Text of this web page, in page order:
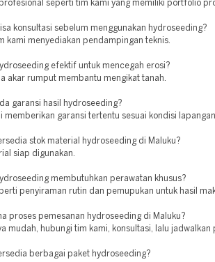
seperti tim kami yang memiliki portfolio
konsultasi sebelum menggunakan hydroseeding?
kami menyediakan pendampingan teknis.
efektif untuk mencegah erosi?
akar rumput membantu mengikat tanah.
garansi hasil hydroseeding?
memberikan garansi tertentu sesuai kondisi
stok material hydroseeding di Maluku?
siap digunakan.
membutuhkan perawatan khusus?
penyiraman rutin dan pemupukan untuk hasil
proses pemesanan hydroseeding di Maluku?
mudah, hubungi tim kami, konsultasi, lalu jadwalkan
berbagai paket hydroseeding?